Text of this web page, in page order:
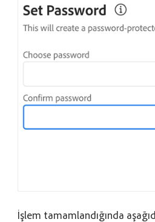
İşlem tamamlandığında